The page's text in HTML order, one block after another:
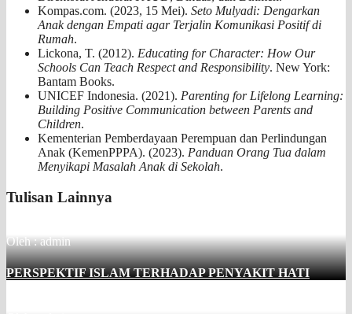
Kompas.com. (2023, 15 Mei). Seto Mulyadi: Dengarkan
Anak dengan Empati agar Terjalin Komunikasi Positif di
Rumah.
Lickona, T. (2012). Educating for Character: How Our
Schools Can Teach Respect and Responsibility. New York:
Bantam Books.
UNICEF Indonesia. (2021). Parenting for Lifelong Learning:
Building Positive Communication between Parents and
Children.
Kementerian Pemberdayaan Perempuan dan Perlindungan
Anak (KemenPPPA). (2023). Panduan Orang Tua dalam
Menyikapi Masalah Anak di Sekolah.
Tulisan Lainnya
Oleh : admin
PERSPEKTIF ISLAM TERHADAP PENYAKIT HATI